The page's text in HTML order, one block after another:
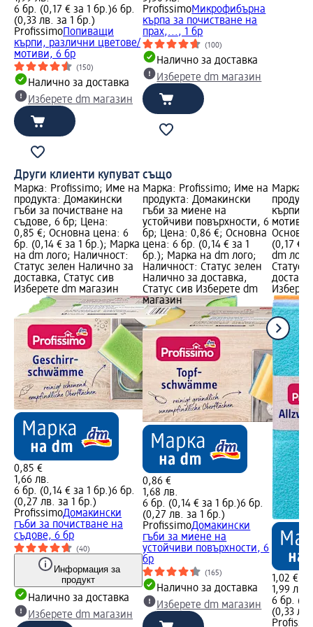
6 бр. (0,17 € за 1 бр.)6 бр.
(0,33 лв. за 1 бр.)
ProfissimoПопиващи
кърпи, различни цветове/
мотиви, 6 бр
(150)
Налично за доставка
Изберете dm магазин
ProfissimoМикрофибърна
кърпа за почистване на
прах,..., 1 бр
(100)
Налично за доставка
Изберете dm магазин
Други клиенти купуват също
Марка: Profissimo; Име на
продукта: Домакински
гъби за почистване на
съдове, 6 бр; Цена:
0,85 €; Основна цена: 6
бр. (0,14 € за 1 бр.); Марка
на dm лого; Наличност:
Статус зелен Налично за
доставка, Статус сив
Изберете dm магазин
0,85 €
1,66 лв.
6 бр. (0,14 € за 1 бр.)6 бр.
(0,27 лв. за 1 бр.)
ProfissimoДомакински
гъби за почистване на
съдове, 6 бр
(40)
Информация за
продукт
Налично за доставка
Изберете dm магазин
Марка: Profissimo; Име на
продукта: Домакински
гъби за миене на
устойчиви повърхности, 6
бр; Цена: 0,86 €; Основна
цена: 6 бр. (0,14 € за 1
бр.); Марка на dm лого;
Наличност: Статус зелен
Налично за доставка,
Статус сив Изберете dm
магазин
0,86 €
1,68 лв.
6 бр. (0,14 € за 1 бр.)6 бр.
(0,27 лв. за 1 бр.)
ProfissimoДомакински
гъби за миене на
устойчиви повърхности, 6
бр
(165)
Налично за доставка
Изберете dm магазин
Марка:
кърпи,
мотиви,
(0,17 €
dm
Статус
1,02 €
1,99 лв.
6 бр.
(0,33